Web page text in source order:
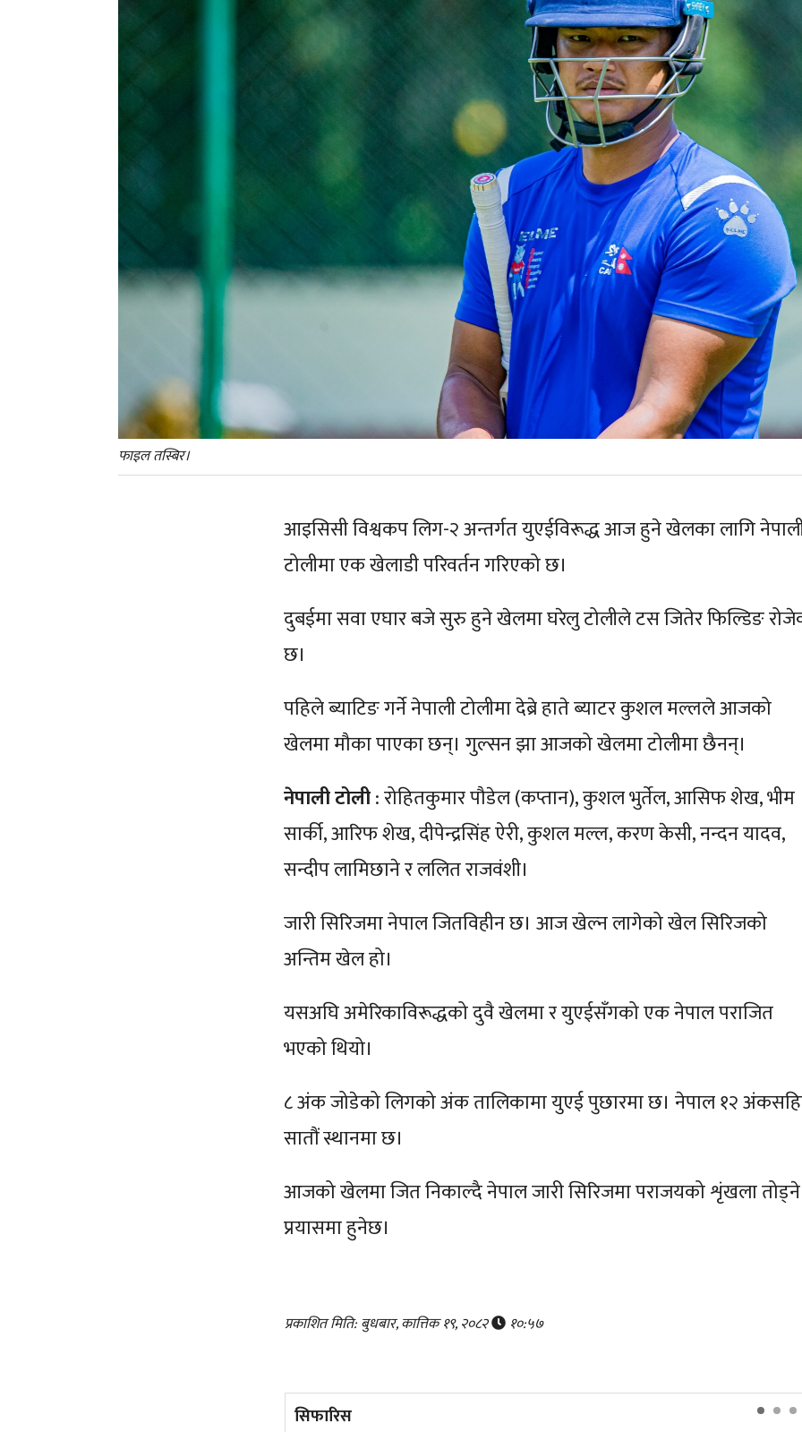
फाइल तस्बिर।
आइसिसी विश्वकप लिग-२ अन्तर्गत युएईविरूद्ध आज हुने खेलका लागि
टोलीमा एक खेलाडी परिवर्तन गरिएको छ।
दुबईमा सवा एघार बजे सुरु हुने खेलमा घरेलु टोलीले टस जितेर फिल्डिङ
छ।
पहिले ब्याटिङ गर्ने नेपाली टोलीमा देब्रे हाते ब्याटर कुशल मल्लले आजको
खेलमा मौका पाएका छन्। गुल्सन झा आजको खेलमा टोलीमा छैनन्।
नेपाली टोली: रोहितकुमार पौडेल (कप्तान), कुशल भुर्तेल, आसिफ शेख, भीम
सार्की, आरिफ शेख, दीपेन्द्रसिंह ऐरी, कुशल मल्ल, करण केसी, नन्दन यादव,
सन्दीप लामिछाने र ललित राजवंशी।
जारी सिरिजमा नेपाल जितविहीन छ। आज खेल्न लागेको खेल सिरिजको
अन्तिम खेल हो।
यसअघि अमेरिकाविरूद्धको दुवै खेलमा र युएईसँगको एक नेपाल पराजित
भएको थियो।
८ अंक जोडेको लिगको अंक तालिकामा युएई पुछारमा छ। नेपाल १२
सातौं स्थानमा छ।
आजको खेलमा जित निकाल्दै नेपाल जारी सिरिजमा पराजयको शृंखला तोड्ने
प्रयासमा हुनेछ।
प्रकाशित मिति: बुधबार, कात्तिक १९, २०८२ १०:५७
सिफारिस